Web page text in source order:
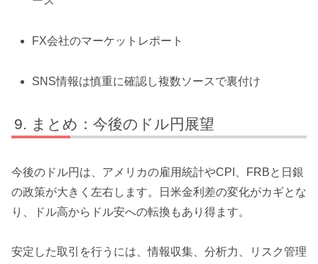
FX会社のマーケットレポート
SNS情報は慎重に確認し複数ソースで裏付け
まとめ：今後のドル円展望
今後のドル円は、アメリカの雇用統計やCPI、FRBと日銀
の政策が大きく左右します。日米金利差の変化がカギとな
り、ドル高からドル安への転換もあり得ます。
安定した取引を行うには、情報収集、分析力、リスク管理